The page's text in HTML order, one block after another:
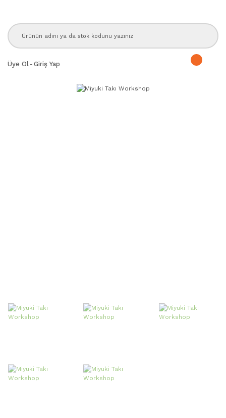
Üye Ol - Giriş Yap